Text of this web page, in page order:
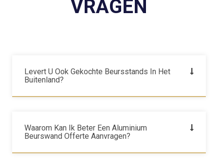
VRAGEN
Levert U Ook Gekochte Beursstands In Het
Buitenland?
Waarom Kan Ik Beter Een Aluminium
Beurswand Offerte Aanvragen?